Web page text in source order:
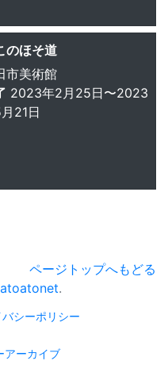
のほそ道
市美術館
2023年2月25日〜2023
21日
ページトップへもどる
.
シーポリシー
アーカイブ